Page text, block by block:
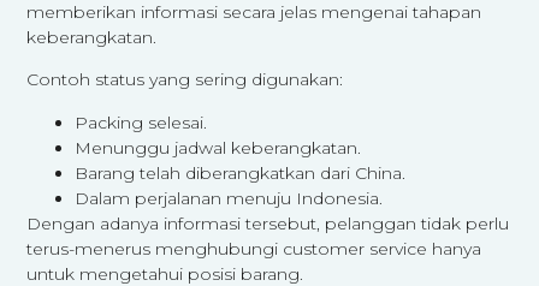
memberikan informasi secara jelas mengenai tahapan
keberangkatan.
Contoh status yang sering digunakan:
Packing selesai.
Menunggu jadwal keberangkatan.
Barang telah diberangkatkan dari China.
Dalam perjalanan menuju Indonesia.
Dengan adanya informasi tersebut, pelanggan tidak perlu
terus-menerus menghubungi customer service hanya
untuk mengetahui posisi barang.